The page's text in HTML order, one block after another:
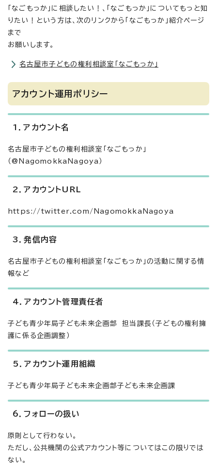
「なごもっか」に相談したい！、「なごもっか」についてもっと知
りたい！という方は、次のリンクから「なごもっか」紹介ページ
まで
お願いします。
名古屋市子どもの権利相談室「なごもっか」
アカウント運用ポリシー
1．アカウント名
名古屋市子どもの権利相談室「なごもっか」
（@NagomokkaNagoya）
2．アカウントURL
https://twitter.com/NagomokkaNagoya
3．発信内容
名古屋市子どもの権利相談室「なごもっか」の活動に関する情
報など
4．アカウント管理責任者
子ども青少年局子ども未来企画部 担当課長（子どもの権利擁
護に係る企画調整）
5．アカウント運用組織
子ども青少年局子ども未来企画部子ども未来企画課
6．フォローの扱い
原則として行わない。
ただし、公共機関の公式アカウント等についてはこの限りでは
ない。